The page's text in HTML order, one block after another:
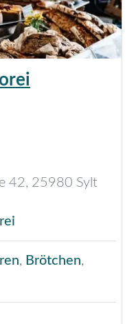
42, 25980 Sylt
, Brötchen,